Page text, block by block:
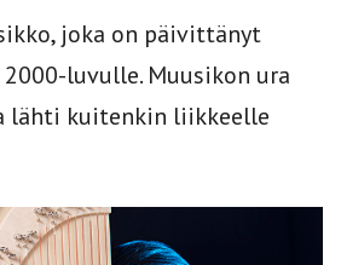
joka on päivittänyt
luvulle. Muusikon ura
lähti kuitenkin liikkeelle